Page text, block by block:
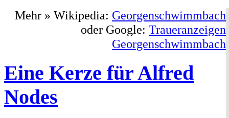
Mehr » Wikipedia: Georgenschwimmbach
oder Google: Traueranzeigen
Georgenschwimmbach
Eine Kerze für Alfred
Nodes